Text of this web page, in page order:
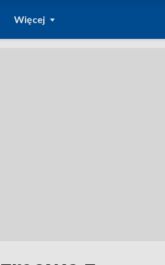
Więcej